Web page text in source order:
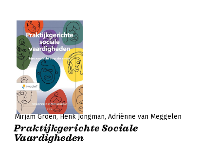
Mirjam Groen Henk Jongman Adriënne van Meggelen
Praktijkgerichte Sociale
Vaardigheden